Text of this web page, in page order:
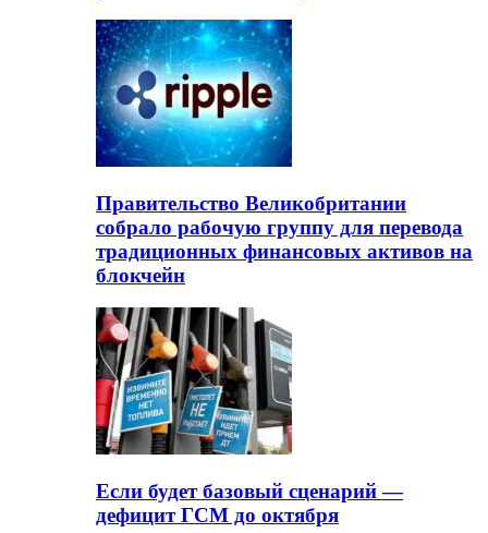
Правительство Великобритании
собрало рабочую группу для перевода
традиционных финансовых активов на
блокчейн
Если будет базовый сценарий —
дефицит ГСМ до октября